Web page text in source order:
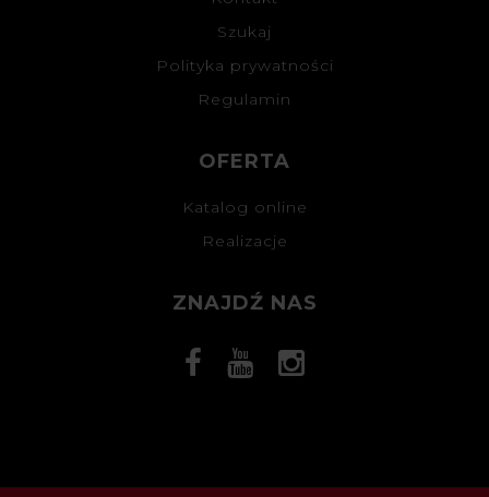
Szukaj
Polityka prywatności
Regulamin
OFERTA
Katalog online
Realizacje
ZNAJDŹ NAS